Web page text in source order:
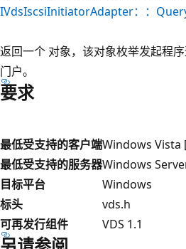
IVdsIscsiInitiatorAdapter：：
返回一个 对象，该对象枚举发起程
门户。
要求
最低受支持的客户端Windows Vista
最低受支持的服务器Windows
目标平台
Windows
标头
vds.h
可再发行组件
VDS 1.1